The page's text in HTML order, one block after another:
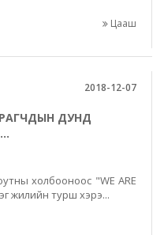
Цааш
2018-12-07
ДУНД
холбооноос "WE ARE
жилийн турш хэрэ...